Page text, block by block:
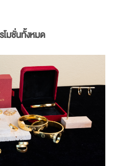
โมชั่นทั้งหมด